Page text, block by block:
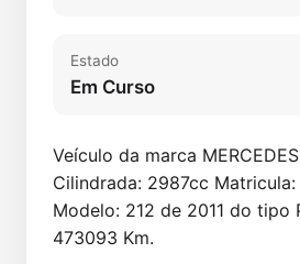
Estado
Em Curso
Veículo da marca
Cilindrada: 2987cc
Modelo: 212 de 2011 do tipo
473093 Km.